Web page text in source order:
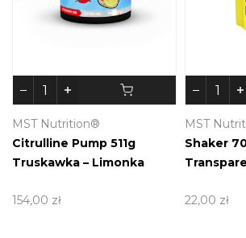
MST Nutrition®
Citrulline Pump 511g
Truskawka – Limonka
154,00 zł
MST
Shaker
22,00 zł